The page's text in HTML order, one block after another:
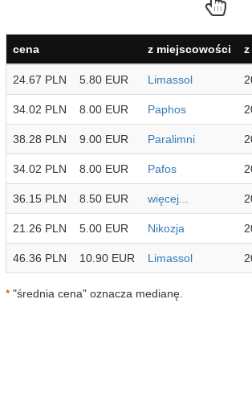
cena z miejscowości
24.67 PLN 5.80 EUR Limassol
34.02 PLN 8.00 EUR Paphos
38.28 PLN 9.00 EUR Paralimni
34.02 PLN 8.00 EUR Pafos
36.15 PLN 8.50 EUR więcej...
21.26 PLN 5.00 EUR Nikozja
46.36 PLN 10.90 EUR Limassol
* "średnia cena" oznacza medianę.